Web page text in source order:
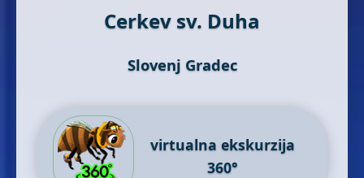
Cerkev sv. Duha
Slovenj Gradec
virtualna ekskurzija
360°